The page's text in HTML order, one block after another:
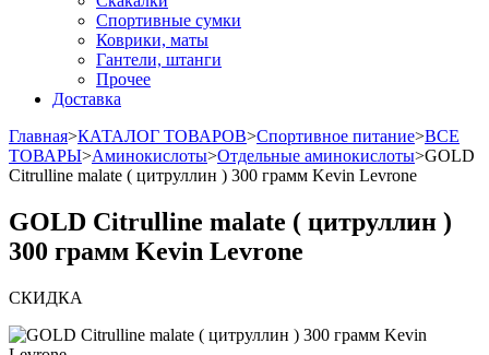
Спортивные сумки
Коврики, маты
Гантели, штанги
Прочее
Доставка
Главная>КАТАЛОГ ТОВАРОВ>Спортивное питание>ВСЕ
ТОВАРЫ>Аминокислоты>Отдельные аминокислоты>GOLD
Citrulline malate ( цитруллин ) 300 грамм Kevin Levrone
GOLD Citrulline malate ( цитруллин )
300 грамм Kevin Levrone
СКИДКА